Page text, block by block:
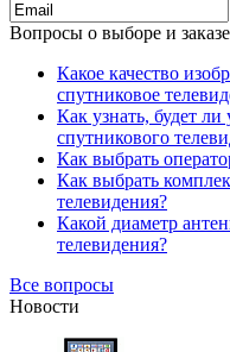
Вопросы о выборе и
Какое качество
спутниковое
Как узнать, будет
спутникового
Как выбрать
Как выбрать
телевидения?
Какой диаметр
телевидения?
Все вопросы
Новости